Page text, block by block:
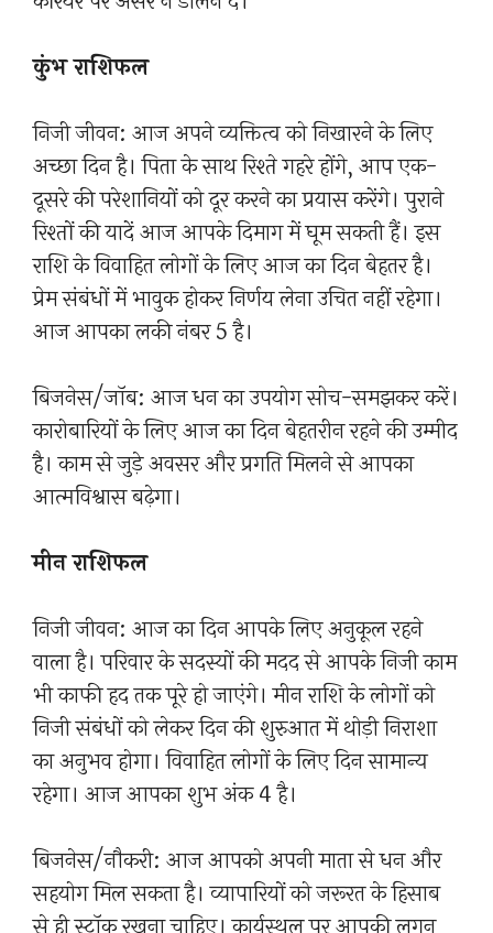
कुंभ राशिफल
निजी जीवन: आज अपने व्यक्तित्व को निखारने के लिए
अच्छा दिन है। पिता के साथ रिश्ते गहरे होंगे, आप एक-
दूसरे की परेशानियों को दूर करने का प्रयास करेंगे। पुराने
रिश्तों की यादें आज आपके दिमाग में घूम सकती हैं। इस
राशि के विवाहित लोगों के लिए आज का दिन बेहतर है।
प्रेम संबंधों में भावुक होकर निर्णय लेना उचित नहीं रहेगा।
आज आपका लकी नंबर 5 है।
बिजनेस/जॉब: आज धन का उपयोग सोच-समझकर करें।
कारोबारियों के लिए आज का दिन बेहतरीन रहने की उम्मीद
है। काम से जुड़े अवसर और प्रगति मिलने से आपका
आत्मविश्वास बढ़ेगा।
मीन राशिफल
निजी जीवन: आज का दिन आपके लिए अनुकूल रहने
वाला है। परिवार के सदस्यों की मदद से आपके निजी काम
भी काफी हद तक पूरे हो जाएंगे। मीन राशि के लोगों को
निजी संबंधों को लेकर दिन की शुरुआत में थोड़ी निराशा
का अनुभव होगा। विवाहित लोगों के लिए दिन सामान्य
रहेगा। आज आपका शुभ अंक 4 है।
बिजनेस/नौकरी: आज आपको अपनी माता से धन और
सहयोग मिल सकता है। व्यापारियों को जरूरत के हिसाब